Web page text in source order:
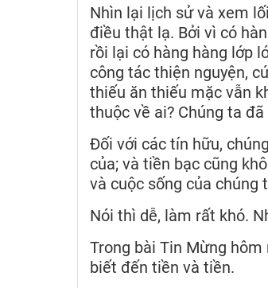
Nhìn lại lịch sử và xem
điều thật lạ. Bởi vì có
rồi lại có hàng hàng lớp
công tác thiện nguyện,
thiếu ăn thiếu mặc vẫn
thuộc về ai? Chúng ta
Đối với các tín hữu,
của; và tiền bạc cũng
và cuộc sống của chúng
Nói thì dễ, làm rất khó.
Trong bài Tin Mừng
biết đến tiền và tiền.